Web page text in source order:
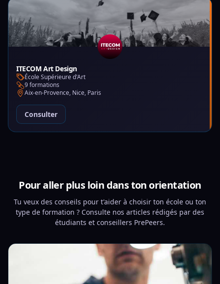
ITECOM Art Design
École Supérieure d'Art
9 formations
Aix-en-Provence, Nice, Paris
Consulter
Pour aller plus loin dans ton orientation
Tu veux des conseils pour t'aider à choisir ton école ou ton
type de formation ? Consulte nos articles rédigés par des
étudiants et conseillers PrePeers.